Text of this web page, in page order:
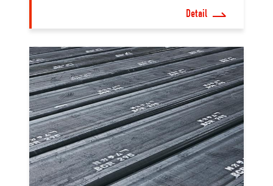
Detail